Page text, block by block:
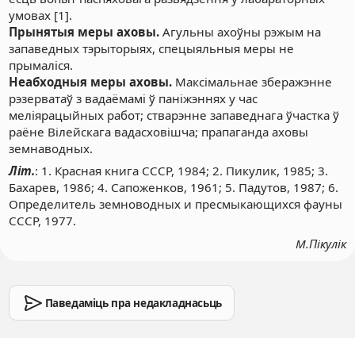
умовах [1].
Прынятыя меры аховы.Агульны ахоўны рэжым на
запаведных тэрыторыях, спецыяльныя меры не
прымаліся.
Неабходныя меры аховы.Максімальнае зберажэнне
рэзерватаў з вадаёмамі ў паніжэннях у час
меліярацыйных работ; стварэнне запаведнага ўчастка ў
раёне Вілейскага вадасховішча; прапаганда аховы
земнаводных.
Літ.: 1. Красная книга СССР, 1984; 2. Пикулик, 1985; 3.
Бахарев, 1986; 4. Сапоженков, 1961; 5. Падутов, 1987; 6.
Определитель земноводных и пресмыкающихся фауны
СССР, 1977.
М.Пікулік
Паведаміць пра недакладнасьць